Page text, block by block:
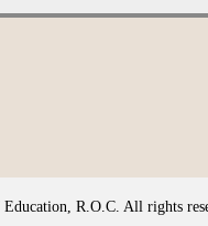
R.O.C. All rights